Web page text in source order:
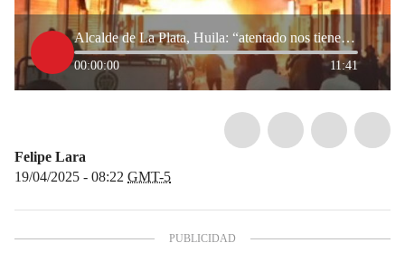
Alcalde de La Plata, Huila: “atentado nos tiene en total incertidumbre”
00:00:00 11:41
Felipe Lara
19/04/2025 - 08:22 GMT-5